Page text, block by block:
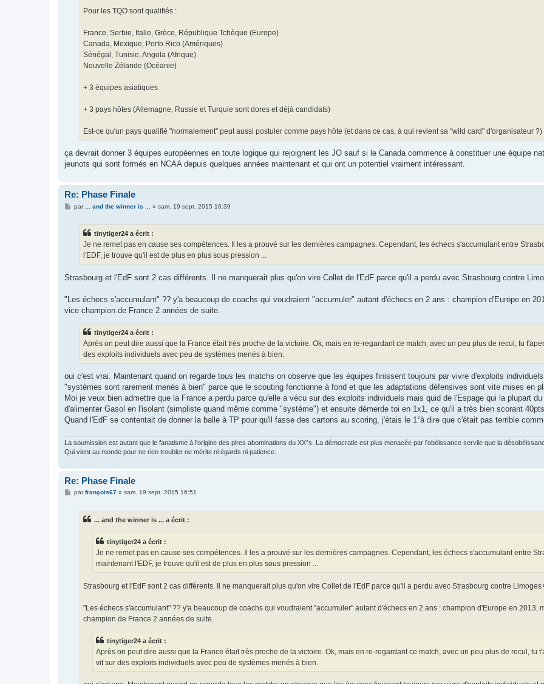
Pour les TQO sont qualifiés :
France, Serbie, Italie, Grèce, République Tchèque (Europe)
Canada, Mexique, Porto Rico (Amériques)
Sénégal, Tunisie, Angola (Afrique)
Nouvelle Zélande (Océanie)
+ 3 équipes asiatiques
+ 3 pays hôtes (Allemagne, Russie et Turquie sont dores et déjà candidats)
Est-ce qu'un pays qualifié "normalement" peut aussi postuler comme pays hôte (et dans ce cas, à qui revient sa "wild card" d'organisateur ?)
ça devrait donner 3 équipes européennes en toute logique qui rejoignent les JO sauf si le Canada commence à constituer une équipe
jeunots qui sont formés en NCAA depuis quelques années maintenant et qui ont un potentiel vraiment intéressant.
Re: Phase Finale
Mpar ... and the winner is ... » sam. 19 sept. 2015 16:39
tinytiger24 a écrit :
Je ne remet pas en cause ses compétences. Il les a prouvé sur les dernières campagnes. Cependant, les échecs s'accumulant entre
l'EDF, je trouve qu'il est de plus en plus sous pression ...
Strasbourg et l'EdF sont 2 cas différents. Il ne manquerait plus qu'on vire Collet de l'EdF parce qu'il a perdu avec Strasbourg contre
"Les échecs s'accumulant" ?? y'a beaucoup de coachs qui voudraient "accumuler" autant d'échecs en 2 ans : champion d'Europe en
vice champion de France 2 années de suite.
tinytiger24 a écrit :
Après on peut dire aussi que la France était très proche de la victoire. Ok, mais en re-regardant ce match, avec un peu plus de recul, tu
des exploits individuels avec peu de systèmes menés à bien.
oui c'est vrai. Maintenant quand on regarde tous les matchs on observe que les équipes finissent toujours par vivre d'exploits
"systèmes sont rarement menés à bien" parce que le scouting fonctionne à fond et que les adaptations défensives sont vite mises en
Moi je veux bien admettre que la France a perdu parce qu'elle a vécu sur des exploits individuels mais quid de l'Espage qui la plupart
d'alimenter Gasol en l'isolant (simpliste quand même comme "système") et ensuite démerde toi en 1x1, ce qu'il a très bien scorant
Quand l'EdF se contentait de donner la balle à TP pour qu'il fasse des cartons au scoring, j'étais le 1°à dire que c'était pas terrible
La soumission est autant que le fanatisme à l'origine des pires abominations du XX°s. La démocratie est plus menacée par l'obéissance servile que la
Qui vient au monde pour ne rien troubler ne mérite ni égards ni patience.
Re: Phase Finale
Mparfrançois67» sam. 19 sept. 2015 16:51
... and the winner is ... a écrit :
tinytiger24 a écrit :
Je ne remet pas en cause ses compétences. Il les a prouvé sur les dernières campagnes. Cependant, les échecs s'accumulant entre
maintenant l'EDF, je trouve qu'il est de plus en plus sous pression ...
Strasbourg et l'EdF sont 2 cas différents. Il ne manquerait plus qu'on vire Collet de l'EdF parce qu'il a perdu avec Strasbourg contre Limoges
"Les échecs s'accumulant" ?? y'a beaucoup de coachs qui voudraient "accumuler" autant d'échecs en 2 ans : champion d'Europe en 2013,
champion de France 2 années de suite.
tinytiger24 a écrit :
Après on peut dire aussi que la France était très proche de la victoire. Ok, mais en re-regardant ce match, avec un peu plus de recul, tu
vit sur des exploits individuels avec peu de systèmes menés à bien.